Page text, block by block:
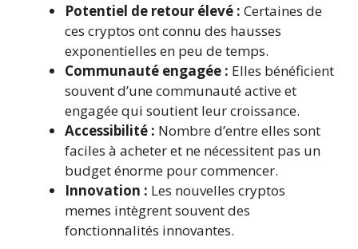
Potentiel de retour élevé : Certaines de
ces cryptos ont connu des hausses
exponentielles en peu de temps.
Communauté engagée : Elles bénéficient
souvent d’une communauté active et
engagée qui soutient leur croissance.
Accessibilité : Nombre d’entre elles sont
faciles à acheter et ne nécessitent pas un
budget énorme pour commencer.
Innovation : Les nouvelles cryptos
memes intègrent souvent des
fonctionnalités innovantes.